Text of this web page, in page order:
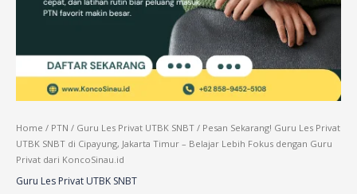
Home / PTN / Guru Les Privat UTBK SNBT / Pesan Sekarang! Guru Les Privat
UTBK SNBT di Cipayung, Jakarta Timur – Belajar Lebih Fokus dengan Guru
Privat dari KoncoSinau.id
Guru Les Privat UTBK SNBT